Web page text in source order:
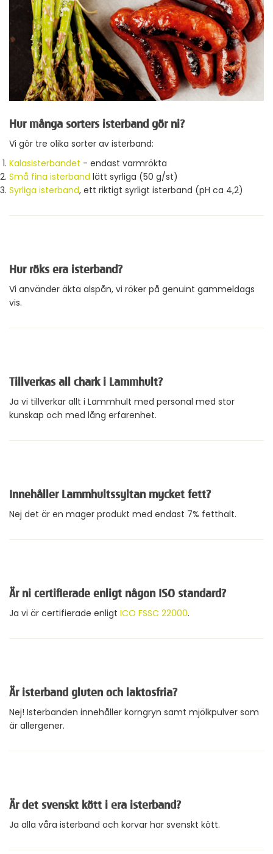
Hur många sorters isterband gör ni?
Vi gör tre olika sorter av isterband:
Kalasisterbandet - endast varmrökta
Små fina isterband lätt syrliga (50 g/st)
Syrliga isterband, ett riktigt syrligt isterband (pH ca 4,2)
Hur röks era isterband?
Vi använder äkta alspån, vi röker på genuint gammeldags
vis.
Tillverkas all chark i Lammhult?
Ja vi tillverkar allt i Lammhult med personal med stor
kunskap och med lång erfarenhet.
Innehåller Lammhultssyltan mycket fett?
Nej det är en mager produkt med endast 7% fetthalt.
Är ni certifierade enligt någon ISO standard?
Ja vi är certifierade enligt ICO FSSC 22000.
Är isterband gluten och laktosfria?
Nej! Isterbanden innehåller korngryn samt mjölkpulver som
är allergener.
Är det svenskt kött i era isterband?
Ja alla våra isterband och korvar har svenskt kött.